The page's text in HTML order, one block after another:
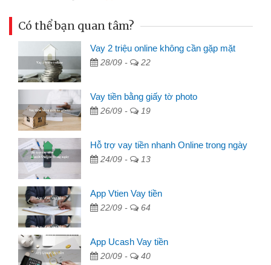
Có thể bạn quan tâm?
Vay 2 triệu online không cần gặp mặt
28/09 - 22
Vay tiền bằng giấy tờ photo
26/09 - 19
Hỗ trợ vay tiền nhanh Online trong ngày
24/09 - 13
App Vtien Vay tiền
22/09 - 64
App Ucash Vay tiền
20/09 - 40